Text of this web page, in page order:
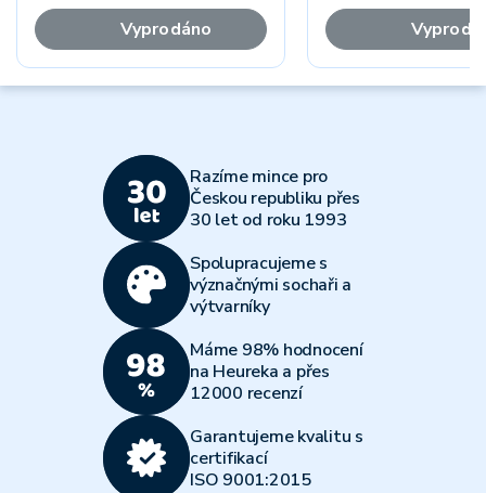
Vyprodáno
Razíme mince pro
Českou republiku přes
30 let od roku 1993
Spolupracujeme s
význačnými sochaři a
výtvarníky
Máme 98% hodnocení
na Heureka a přes
12000 recenzí
Garantujeme kvalitu s
certifikací
ISO 9001:2015